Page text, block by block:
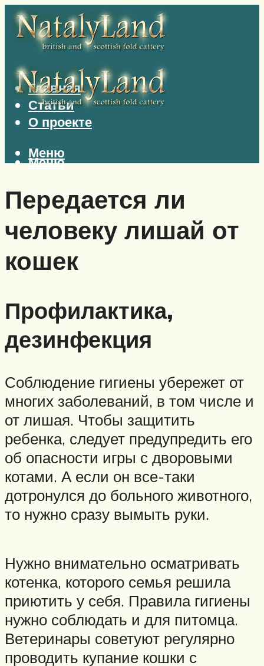
Главная
Статьи
О проекте
Меню
Меню
Передается ли
человеку лишай от
кошек
Профилактика,
дезинфекция
Соблюдение гигиены убережет от
многих заболеваний, в том числе и
от лишая. Чтобы защитить
ребенка, следует предупредить его
об опасности игры с дворовыми
котами. А если он все-таки
дотронулся до больного животного,
то нужно сразу вымыть руки.
Нужно внимательно осматривать
котенка, которого семья решила
приютить у себя. Правила гигиены
нужно соблюдать и для питомца.
Ветеринары советуют регулярно
проводить купание кошки с